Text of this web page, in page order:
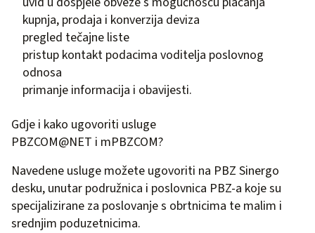
kupnja, prodaja i konverzija deviza
pregled tečajne liste
pristup kontakt podacima voditelja poslovnog
odnosa
primanje informacija i obavijesti.
Gdje i kako ugovoriti usluge
PBZCOM@NET i mPBZCOM?
Navedene usluge možete ugovoriti na PBZ Sinergo
desku, unutar podružnica i poslovnica PBZ-a koje su
specijalizirane za poslovanje s obrtnicima te malim i
srednjim poduzetnicima.